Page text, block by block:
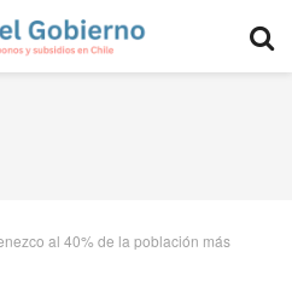
al 40% de la población más